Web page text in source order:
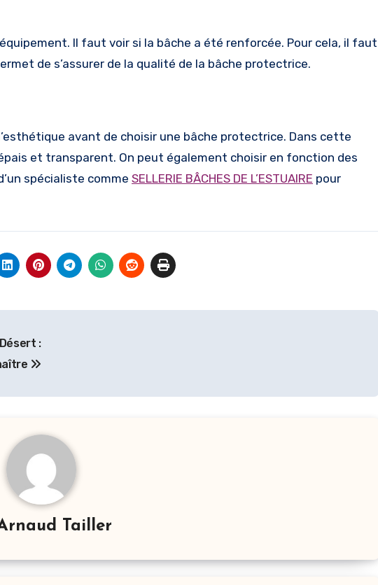
Il faut voir si la bâche a été renforcée. Pour cela, il faut
de s’assurer de la qualité de la bâche protectrice.
avant de choisir une bâche protectrice. Dans cette
et transparent. On peut également choisir en fonction des
spécialiste comme SELLERIE BÂCHES DE L’ESTUAIRE pour
:
Tailler